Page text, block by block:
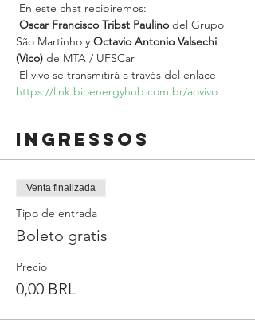
En este chat recibiremos:
Oscar Francisco Tribst Paulino del Grupo
São Martinho y Octavio Antonio Valsechi
(Vico) de MTA / UFSCar
El vivo se transmitirá a través del enlace
https://link.bioenergyhub.com.br/aovivo
Ingressos
Venta finalizada
Tipo de entrada
Boleto gratis
Precio
0,00 BRL